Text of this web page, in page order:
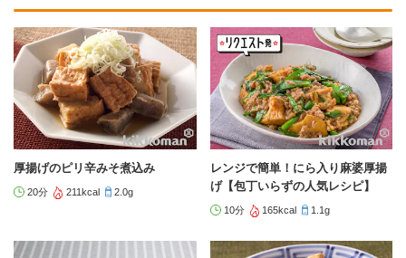
厚揚げのピリ辛みそ煮込み
20分 211kcal 2.0g
レンジで簡単！にら入り麻婆厚揚
げ【包丁いらずの人気レシピ】
10分 165kcal 1.1g